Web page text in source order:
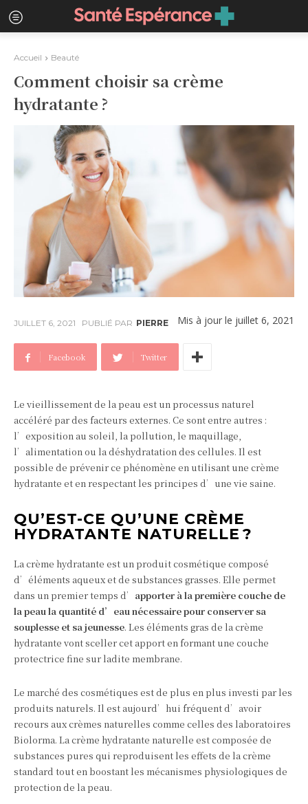
Accueil Beauté
Comment choisir sa crème
hydratante ?
JUILLET 6, 2021 Mis à jour le juillet 6, 2021
PUBLIÉ PAR PIERRE
Facebook Twitter
Le vieillissement de la peau est un processus naturel
accéléré par des facteurs externes. Ce sont entre autres :
l’exposition au soleil, la pollution, le maquillage,
l’alimentation ou la déshydratation des cellules. Il est
possible de prévenir ce phénomène en utilisant une crème
hydratante et en respectant les principes d’une vie saine.
QU’EST-CE QU’UNE CRÈME
HYDRATANTE NATURELLE ?
La crème hydratante est un produit cosmétique composé
d’éléments aqueux et de substances grasses. Elle permet
dans un premier temps d’ apporter à la première couche de
la peau la quantité d’eau nécessaire pour conserver sa
souplesse et sa jeunesse. Les éléments gras de la crème
hydratante vont sceller cet apport en formant une couche
protectrice fine sur ladite membrane.
Le marché des cosmétiques est de plus en plus investi par les
produits naturels. Il est aujourd’hui fréquent d’avoir
recours aux crèmes naturelles comme celles des laboratoires
Biolorma. La crème hydratante naturelle est composée de
substances pures qui reproduisent les effets de la crème
standard tout en boostant les mécanismes physiologiques de
protection de la peau.